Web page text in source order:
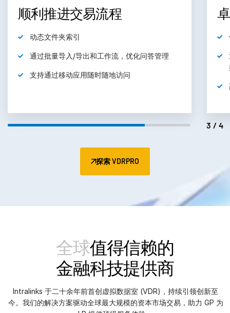
顺利推进交易流程
动态文件夹索引
通过批量导入/导出和工作流， 优化问答管理
支持通过移动应用随时随地访问
3/4
探索 VDRPRO
全球值得信赖的
金融科技提供商
Intralinks 于二十余年前首创虚拟数据室 (VDR)，持续引领创新至
今。我们的解决方案驱动全球最大规模的资本市场交易，助力 GP 为